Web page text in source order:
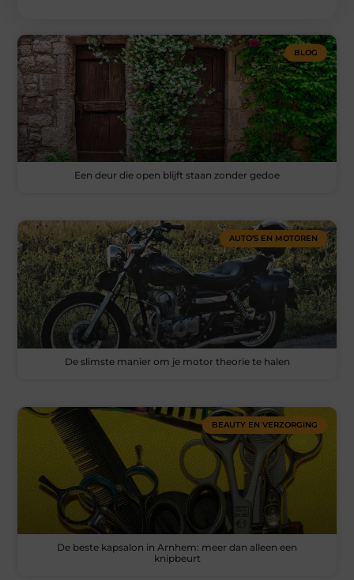
BLOG
Een deur die open blijft staan zonder gedoe
AUTO’S EN MOTOREN
De slimste manier om je motor theorie te halen
BEAUTY EN VERZORGING
De beste kapsalon in Arnhem: meer dan alleen een
knipbeurt